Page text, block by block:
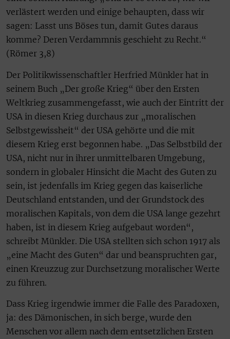
verlästert werden und einige behaupten, dass wir
sagen: Lasst uns Böses tun, damit Gutes daraus
komme? Deren Verdammnis geschieht zu Recht.“
(Römer 3,8)
Der Politikwissenschaftler Herfried Münkler hat in
seinem Buch „Der große Krieg“ über den Ersten
Weltkrieg zusammengefasst, wie auch der Eintritt der
USA in diesen Krieg durchaus zur „moralischen
Selbstgewissheit“ der USA gehörte und die mit
diesem Krieg erst begonnen habe. „Das Selbstbild der
USA, nicht nur in ihrer unmittelbaren Umgebung,
sondern in globaler Hinsicht die Macht des Guten zu
sein, ist jedenfalls im Krieg gegen das kaiserliche
Deutschland entstanden, und der Grundstock des
moralischen Kapitals, von dem die USA lange gezehrt
haben, ist in diesem Krieg aufgebaut worden“,
schreibt Münkler. Die USA stellten sich schon 1917 als
„eine Macht des Guten“ dar und beanspruchten gar,
einen Kreuzzug zur Durchsetzung moralischer Werte
zu führen.
Dass Krieg irgendwie immer die Falle des Paradoxen,
ja: des Dämonischen, in sich berge, wurde den
Menschen vor allem nach dem entsetzlichen Ersten